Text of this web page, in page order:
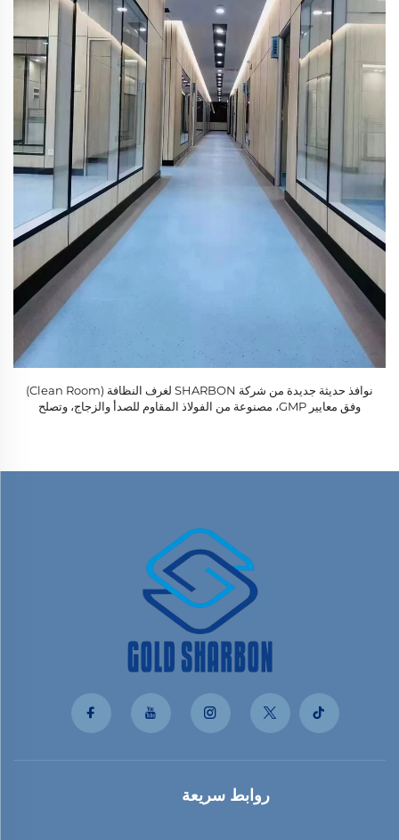
نوافذ حديثة جديدة من شركة SHARBON لغرف النظافة (Clean Room)
وفق معايير GMP، مصنوعة من الفولاذ المقاوم للصدأ والزجاج، وتصلح
روابط سريعة